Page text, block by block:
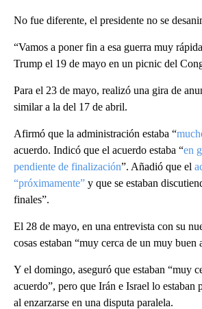
No fue diferente, el presidente no se
“Vamos a poner fin a esa guerra muy
Trump el 19 de mayo en un picnic del
Para el 23 de mayo, realizó una gira de
similar a la del 17 de abril.
Afirmó que la administración estaba “
acuerdo. Indicó que el acuerdo estaba “en
pendiente de finalización”. Añadió que el
“próximamente” y que se estaban
finales”.
El 28 de mayo, en una entrevista con su
cosas estaban “muy cerca de un muy buen
Y el domingo, aseguró que estaban “muy
acuerdo”, pero que Irán e Israel lo estaban
al enzarzarse en una disputa paralela.